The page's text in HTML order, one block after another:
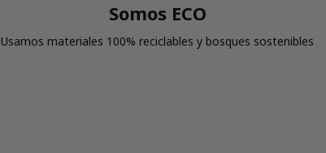
Somos ECO
Usamos materiales 100% reciclables y bosques sostenibles